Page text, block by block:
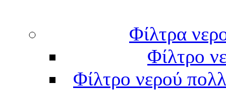
Φίλτρα
Φίλτρο
Φίλτρο νερού